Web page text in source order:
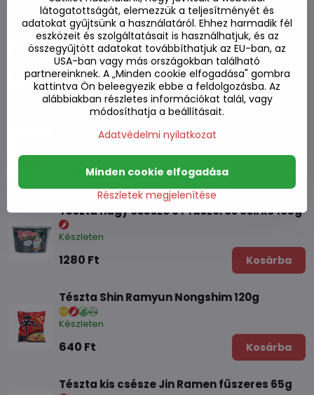
Jin tészta Ramyun éles 120g
Készleten
550 Ft Kosárba
640 Ft
Tészta nagy csésze SY fűszeres csirke 105g
Készleten
1280 Ft Kosárba
Tészta Shin Ramyun Nongshim 120g
Készleten
640 Ft Kosárba
Tészta kis csésze Jin Ramen fűszeres 65g
látogatottságát, elemezzük a teljesítményét és
adatokat gyűjtsünk a használatáról. Ehhez harmadik fél
eszközeit és szolgáltatásait is használhatjuk, és az
összegyűjtött adatokat továbbíthatjuk az EU-ban, az
USA-ban vagy más országokban található
partnereinknek. A „Minden cookie elfogadása" gombra
kattintva Ön beleegyezik ebbe a feldolgozásba. Az
alábbiakban részletes információkat talál, vagy
módosíthatja a beállításait.
Adatvédelmi nyilatkozat
Részletek megjelenítése
Minden cookie elfogadása